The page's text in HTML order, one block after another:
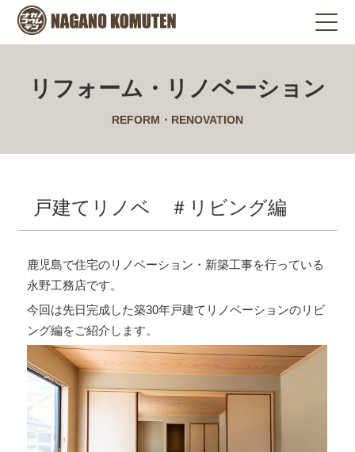
リフォーム・リノベーション
REFORM・RENOVATION
戸建てリノベ ＃リビング編
鹿児島で住宅のリノベーション・新築工事を行っている
永野工務店です。
今回は先日完成した築30年戸建てリノベーションのリビ
ング編をご紹介します。